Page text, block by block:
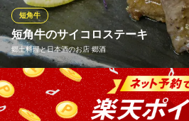
を付けてお召し上がりください。
Osteria Lauro （オステリア ラウ
神保町路地裏イタリアン
地下鉄半蔵門線神保町駅A7番出口 徒
東京都千代田区神田神保町1-35-16 O＆OビルB1
短角牛のサイコロステーキ
郷土料理と日本酒のお店 郷酒
短角牛
岩手県より直送の『 短角和牛 』サイ
炙りぽん酢等も好評。嚙みしめるごと